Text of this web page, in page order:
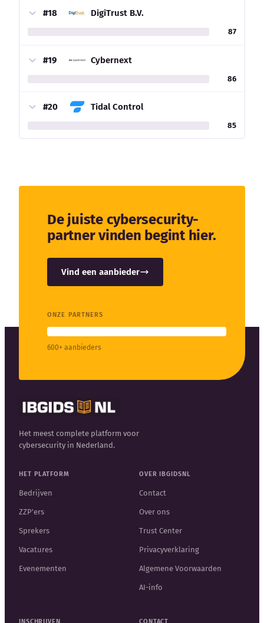
#18 DigiTrust B.V.
87
#19 Cybernext
86
#20 Tidal Control
85
De juiste cybersecurity-
partner vinden begint hier.
Vind een aanbieder
ONZE PARTNERS
600+ aanbieders
Het meest complete platform voor
cybersecurity in Nederland.
HET PLATFORM
Bedrijven
ZZP'ers
Sprekers
Vacatures
Evenementen
OVER IBGIDSNL
Contact
Over ons
Trust Center
Privacyverklaring
Algemene Voorwaarden
AI-info